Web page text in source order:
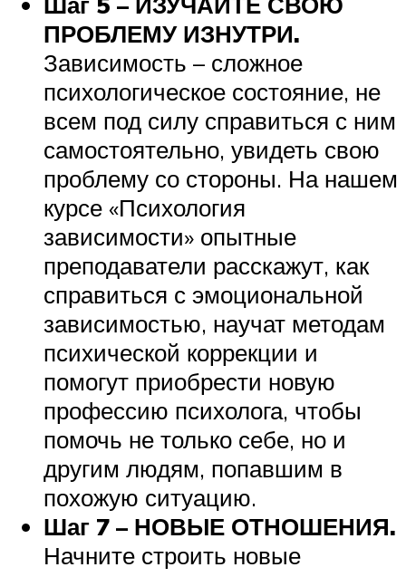
ПРОБЛЕМУ ИЗНУТРИ.
Зависимость – сложное
психологическое состояние, не
всем под силу справиться с ним
самостоятельно, увидеть свою
проблему со стороны. На нашем
курсе «Психология
зависимости» опытные
преподаватели расскажут, как
справиться с эмоциональной
зависимостью, научат методам
психической коррекции и
помогут приобрести новую
профессию психолога, чтобы
помочь не только себе, но и
другим людям, попавшим в
похожую ситуацию.
Шаг 7 – НОВЫЕ ОТНОШЕНИЯ.
Начните строить новые